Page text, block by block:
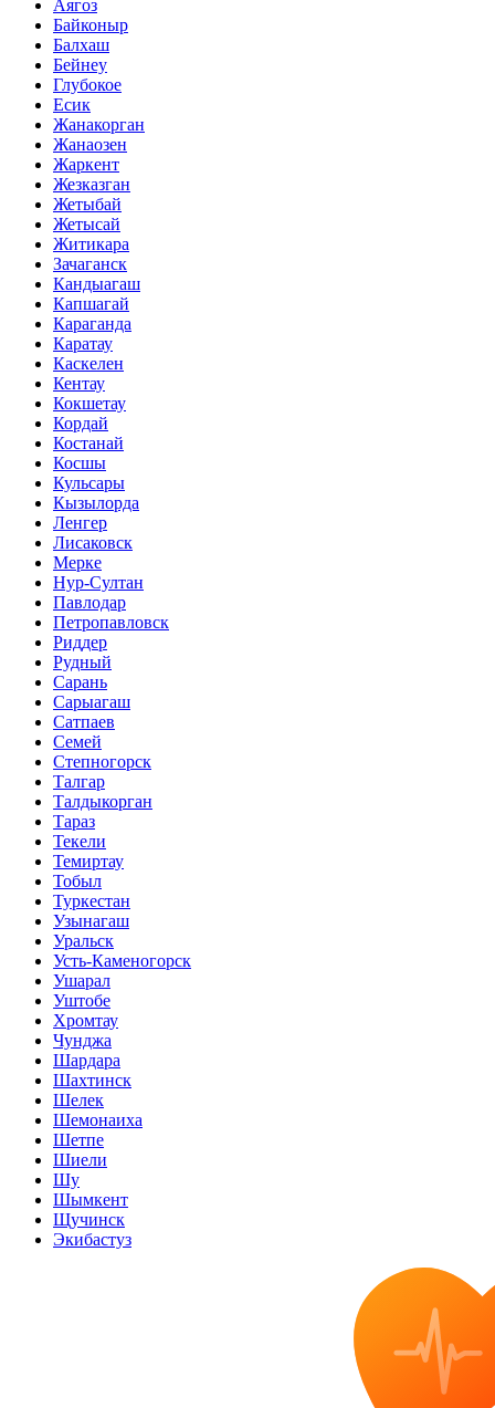
Аягоз
Байконыр
Балхаш
Бейнеу
Глубокое
Есик
Жанакорган
Жанаозен
Жаркент
Жезказган
Жетыбай
Жетысай
Житикара
Зачаганск
Кандыагаш
Капшагай
Караганда
Каратау
Каскелен
Кентау
Кокшетау
Кордай
Костанай
Косшы
Кульсары
Кызылорда
Ленгер
Лисаковск
Мерке
Нур-Султан
Павлодар
Петропавловск
Риддер
Рудный
Сарань
Сарыагаш
Сатпаев
Семей
Степногорск
Талгар
Талдыкорган
Тараз
Текели
Темиртау
Тобыл
Туркестан
Узынагаш
Уральск
Усть-Каменогорск
Ушарал
Уштобе
Хромтау
Чунджа
Шардара
Шахтинск
Шелек
Шемонаиха
Шетпе
Шиели
Шу
Шымкент
Щучинск
Экибастуз